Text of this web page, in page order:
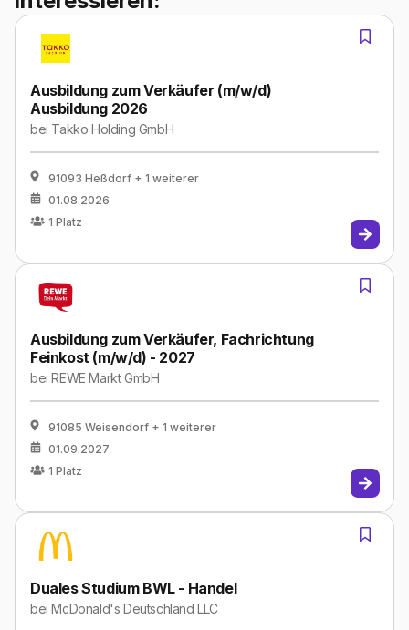
Ausbildung zum Verkäufer (m/w/d)
Ausbildung 2026
bei Takko Holding GmbH
91093 Heßdorf + 1 weiterer
01.08.2026
1 Platz
Ausbildung zum Verkäufer, Fachrichtung
Feinkost (m/w/d) - 2027
beiREWE Markt GmbH
91085 Weisendorf + 1 weiterer
01.09.2027
1 Platz
Duales Studium BWL - Handel
beiMcDonald's Deutschland LLC